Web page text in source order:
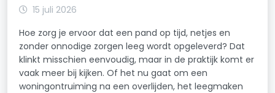
15 juli 2026
Hoe zorg je ervoor dat een pand op tijd, netjes en
zonder onnodige zorgen leeg wordt opgeleverd? Dat
klinkt misschien eenvoudig, maar in de praktijk komt er
vaak meer bij kijken. Of het nu gaat om een
woningontruiming na een overlijden, het leegmaken